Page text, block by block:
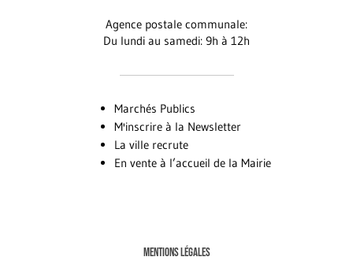
Agence postale communale:
Du lundi au samedi: 9h à 12h
Marchés Publics
M'inscrire à la Newsletter
La ville recrute
En vente à l’accueil de la Mairie
MENTIONS LÉGALES